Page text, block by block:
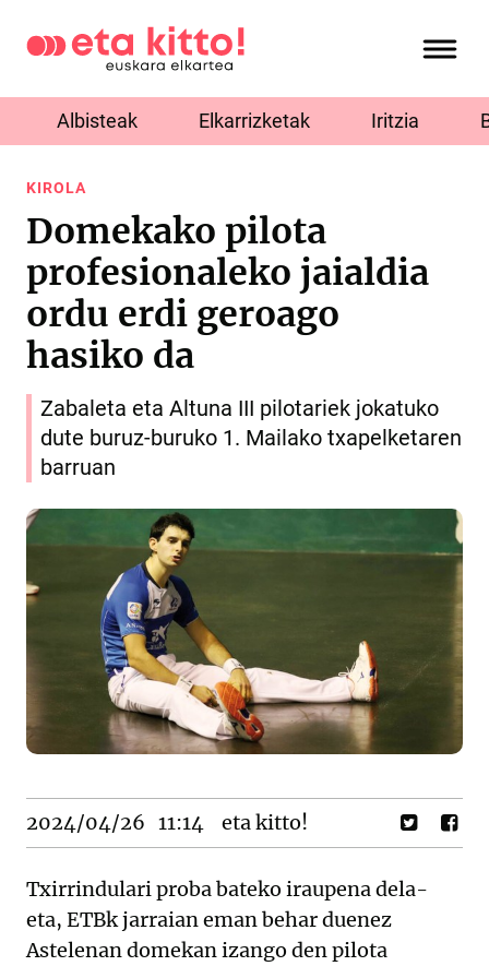
Albisteak Elkarrizketak Iritzia
KIROLA
Domekako pilota
profesionaleko jaialdia
ordu erdi geroago
hasiko da
Zabaleta eta Altuna III pilotariek jokatuko
dute buruz-buruko 1. Mailako txapelketaren
barruan
2024/04/26 11:14 eta kitto!
Txirrindulari proba bateko iraupena dela-
eta, ETBk jarraian eman behar duenez
Astelenan domekan izango den pilota